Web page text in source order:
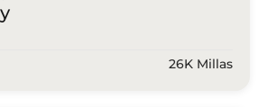
26K Millas